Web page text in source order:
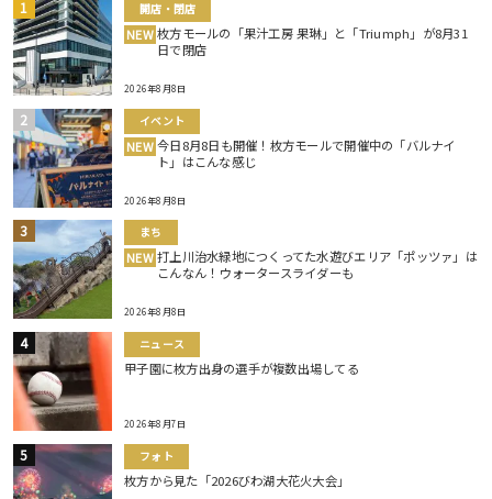
開店・閉店
NEW 枚方モールの「果汁工房 果琳」と「Triumph」が8月31
日で閉店
2026年8月8日
イベント
NEW 今日8月8日も開催！枚方モールで開催中の「バルナイ
ト」はこんな感じ
2026年8月8日
まち
NEW 打上川治水緑地につくってた水遊びエリア「ポッツァ」は
こんなん！ウォータースライダーも
2026年8月8日
ニュース
甲子園に枚方出身の選手が複数出場してる
2026年8月7日
フォト
枚方から見た「2026びわ湖大花火大会」